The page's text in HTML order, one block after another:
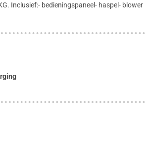
Inclusief:- bedieningspaneel- haspel- blower